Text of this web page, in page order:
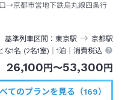
→京都市営地下鉄烏丸線四条行
基準列車区間 東京駅 京都駅
な1名 (2名1室)｜1泊 ｜消費税込
26,100円〜53,300円
てのプランを見る（169）